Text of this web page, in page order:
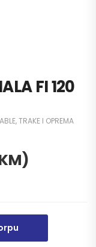
FI 120
TRAKE I OPREMA
)